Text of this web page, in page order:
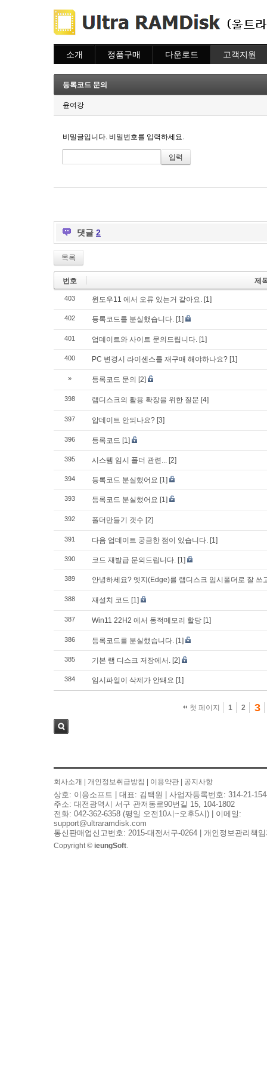
소개 정품구매
이용안내
다운로드 고객지원
질문하기
등록코드 문의
윤여강
비밀글입니다. 비밀번호를 입력하세요.
댓글 2
목록
번호 제
403 윈도우11 에서 오류 있는거 같아요. [1]
402 등록코드를 분실했습니다. [1]
401 업데이트와 사이트 문의드립니다. [1]
400 PC 변경시 라이센스를 재구매 해야하나요? [1]
» 등록코드 문의 [2]
398 램디스크의 활용 확장을 위한 질문 [4]
397 압데이트 안되나요? [3]
396 등록코드 [1]
395 시스템 임시 폴더 관련... [2]
394 등록코드 분실했어요 [1]
393 등록코드 분실했어요 [1]
392 폴더만들기 갯수 [2]
391 다음 업데이트 궁금한 점이 있습니다. [1]
390 코드 재발급 문의드립니다. [1]
389 안녕하세요? 엣지(Edge)를 램디스크 임시폴더로 잘
388 재설치 코드 [1]
387 Win11 22H2 에서 동적메모리 할당 [1]
386 등록코드를 분실했습니다. [1]
385 기본 램 디스크 저장에서. [2]
384 임시파일이 삭제가 안돼요 [1]
첫 페이지 1 2 3
회사소개 개인정보취급방침 이용약관 공지사항
상호: 이응소프트 | 대표: 김택원 | 사업자등록번호: 314-21-
주소: 대전광역시 서구 관저동로90번길 15, 104-1802
전화: 042-362-6358 (평일 오전10시~오후5시) | 이메일:
support@ultraramdisk.com
통신판매업신고번호: 2015-대전서구-0264 | 개인정보관리책
Copyright © ieungSoft.